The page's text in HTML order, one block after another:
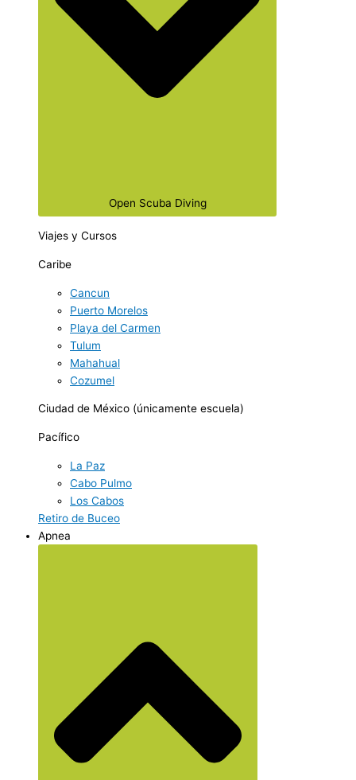
Open Scuba Diving
Viajes y Cursos
Caribe
Cancun
Puerto Morelos
Playa del Carmen
Tulum
Mahahual
Cozumel
Ciudad de México (únicamente escuela)
Pacífico
La Paz
Cabo Pulmo
Los Cabos
Retiro de Buceo
Apnea